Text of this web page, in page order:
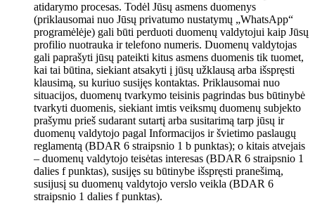
atidarymo procesas. Todėl Jūsų asmens duomenys
(priklausomai nuo Jūsų privatumo nustatymų „WhatsApp“
programėlėje) gali būti perduoti duomenų valdytojui kaip Jūsų
profilio nuotrauka ir telefono numeris. Duomenų valdytojas
gali paprašyti jūsų pateikti kitus asmens duomenis tik tuomet,
kai tai būtina, siekiant atsakyti į jūsų užklausą arba išspręsti
klausimą, su kuriuo susijęs kontaktas. Priklausomai nuo
situacijos, duomenų tvarkymo teisinis pagrindas bus būtinybė
tvarkyti duomenis, siekiant imtis veiksmų duomenų subjekto
prašymu prieš sudarant sutartį arba susitarimą tarp jūsų ir
duomenų valdytojo pagal Informacijos ir švietimo paslaugų
reglamentą (BDAR 6 straipsnio 1 b punktas); o kitais atvejais
– duomenų valdytojo teisėtas interesas (BDAR 6 straipsnio 1
dalies f punktas), susijęs su būtinybe išspręsti pranešimą,
susijusį su duomenų valdytojo verslo veikla (BDAR 6
straipsnio 1 dalies f punktas).